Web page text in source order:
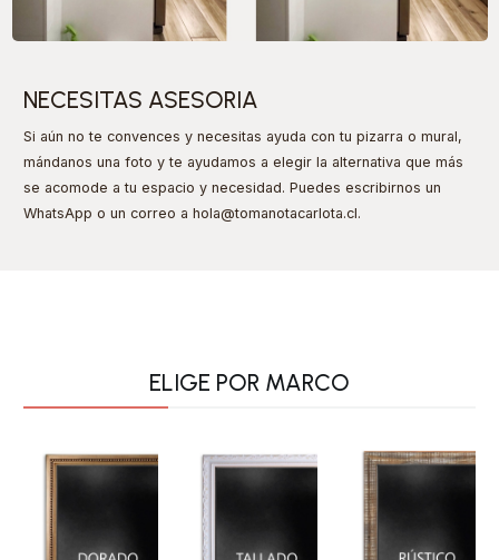
NECESITAS ASESORIA
Si aún no te convences y necesitas ayuda con tu pizarra o mural,
mándanos una foto y te ayudamos a elegir la alternativa que más
se acomode a tu espacio y necesidad. Puedes escribirnos un
WhatsApp o un correo a hola@tomanotacarlota.cl.
ELIGE POR MARCO